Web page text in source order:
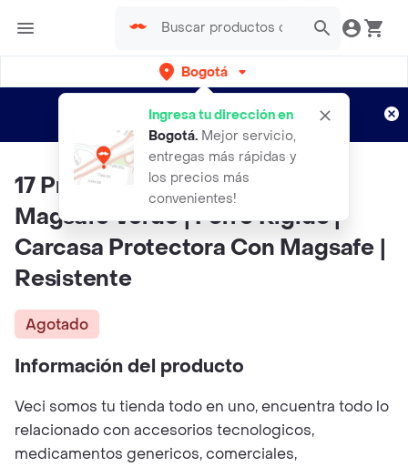
Bogotá
Ingresa tu dirección en
Bogotá. Mejor servicio,
entregas más rápidas y
los precios más
convenientes!
envíos gratis por semanas
Aplican TyC
17 Pro | Case Premium Humo
Magsafe Verde | Forro Rigido |
Carcasa Protectora Con Magsafe |
Resistente
Agotado
Información del producto
Veci somos tu tienda todo en uno, encuentra todo lo
relacionado con accesorios tecnologicos,
medicamentos genericos, comerciales,